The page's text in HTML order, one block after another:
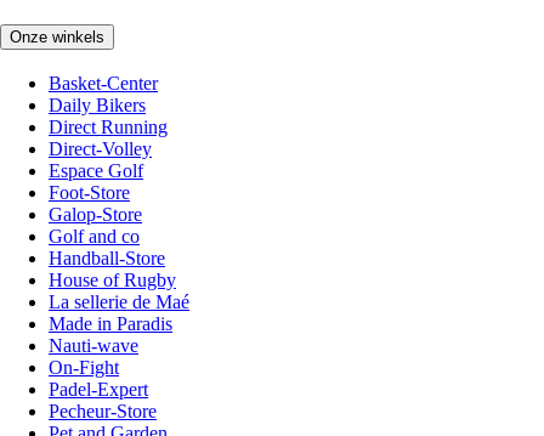
Onze winkels
Basket-Center
Daily Bikers
Direct Running
Direct-Volley
Espace Golf
Foot-Store
Galop-Store
Golf and co
Handball-Store
House of Rugby
La sellerie de Maé
Made in Paradis
Nauti-wave
On-Fight
Padel-Expert
Pecheur-Store